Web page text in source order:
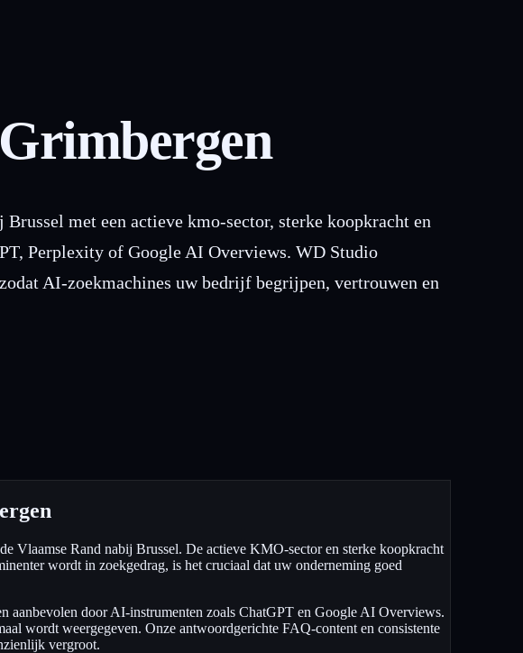
met een actieve kmo-sector, sterke koopkracht en
Perplexity of Google AI Overviews. WD Studio
AI-zoekmachines uw bedrijf begrijpen, vertrouwen en
Vlaamse Rand nabij Brussel. De actieve KMO-sector en sterke koopkracht
wordt in zoekgedrag, is het cruciaal dat uw onderneming goed
door AI-instrumenten zoals ChatGPT en Google AI Overviews.
wordt weergegeven. Onze antwoordgerichte FAQ-content en consistente
vergroot.